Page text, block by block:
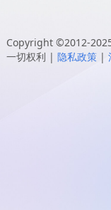
Copyright ©2012-
一切权利 | 隐私政策 |